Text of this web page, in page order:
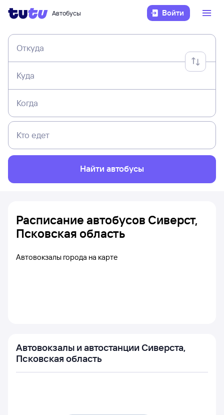
Автобусы Войти
Откуда
Куда
Когда
Кто едет
Найти автобусы
Расписание автобусов Сиверст,
Псковская область
Автовокзалы города на карте
Автовокзалы и автостанции Сиверста,
Псковская область